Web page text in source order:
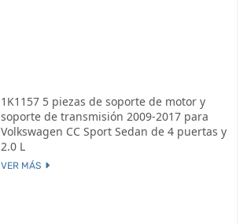
1K1157 5 piezas de soporte de motor y
soporte de transmisión 2009-2017 para
Volkswagen CC Sport Sedan de 4 puertas y
2.0 L
VER MÁS